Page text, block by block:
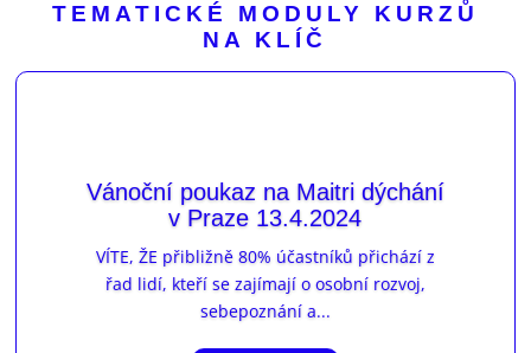
TEMATICKÉ MODULY KURZŮ
NA KLÍČ
Vánoční poukaz na Maitri dýchání
v Praze 13.4.2024
VÍTE, ŽE přibližně 80% účastníků přichází z
řad lidí, kteří se zajímají o osobní rozvoj,
sebepoznání a...